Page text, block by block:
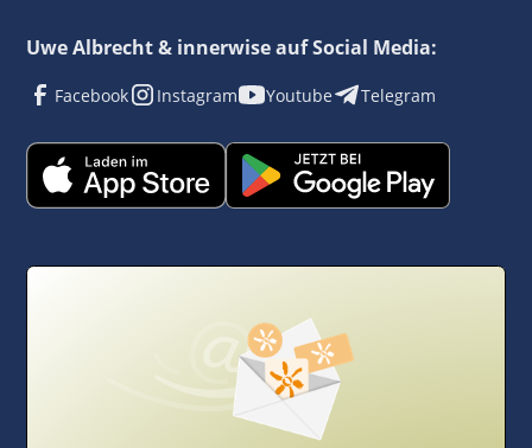
Uwe Albrecht & innerwise auf Social Media:
Facebook Instagram Youtube Telegram